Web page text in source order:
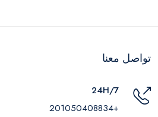
تواصل معنا
24H/7
+201050408834